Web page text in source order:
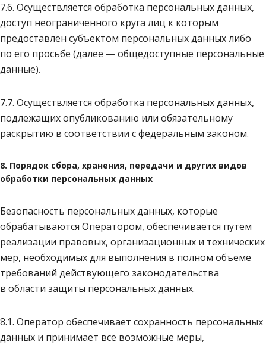
7.6. Осуществляется обработка персональных данных,
доступ неограниченного круга лиц к которым
предоставлен субъектом персональных данных либо
по его просьбе (далее — общедоступные персональные
данные).
7.7. Осуществляется обработка персональных данных,
подлежащих опубликованию или обязательному
раскрытию в соответствии с федеральным законом.
8. Порядок сбора, хранения, передачи и других видов
обработки персональных данных
Безопасность персональных данных, которые
обрабатываются Оператором, обеспечивается путем
реализации правовых, организационных и технических
мер, необходимых для выполнения в полном объеме
требований действующего законодательства
в области защиты персональных данных.
8.1. Оператор обеспечивает сохранность персональных
данных и принимает все возможные меры,